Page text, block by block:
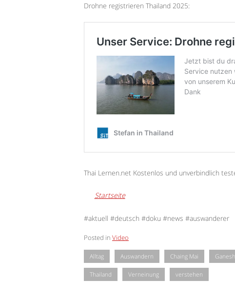
Drohne registrieren Thailand 2025:
Thai Lernen.net Kostenlos und unverbindlich
Startseite
#aktuell #deutsch #doku #news #auswanderer
Posted in Video
Alltag Auswandern Chaing Mai
Thailand Verneinung verstehen